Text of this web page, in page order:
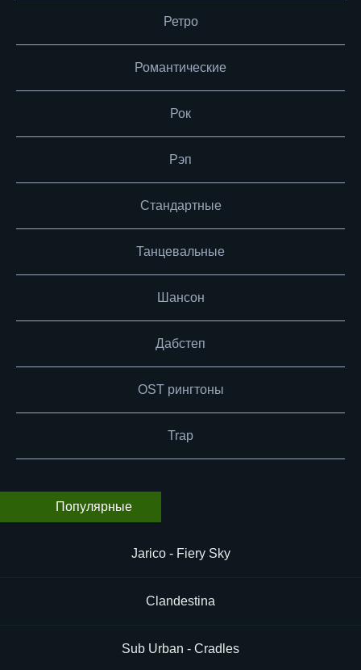
Ретро
Романтические
Рок
Рэп
Стандартные
Танцевальные
Шансон
Дабстеп
OST рингтоны
Trap
Популярные
Jarico - Fiery Sky
Clandestina
Sub Urban - Cradles